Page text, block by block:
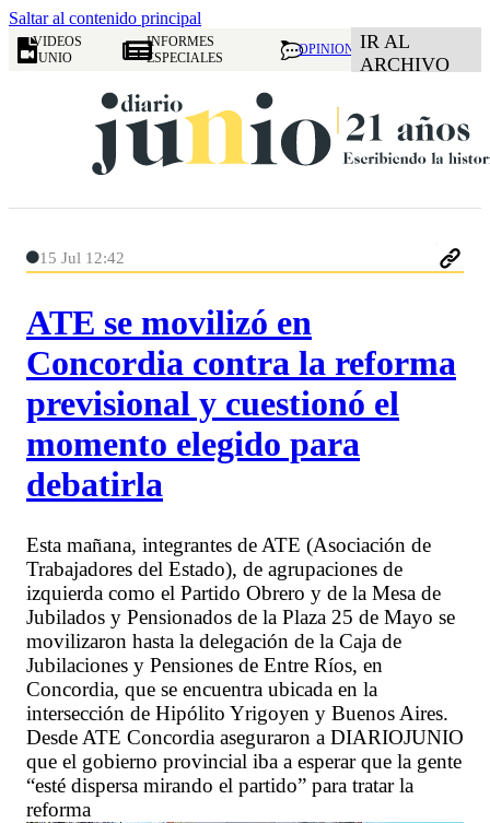
Saltar al contenido principal
VIDEOS
JUNIO
INFORMES
ESPECIALES
OPINION IR AL
ARCHIVO
15 Jul 12:42
ATE se movilizó en
Concordia contra la reforma
previsional y cuestionó el
momento elegido para
debatirla
Esta mañana, integrantes de ATE (Asociación de
Trabajadores del Estado), de agrupaciones de
izquierda como el Partido Obrero y de la Mesa de
Jubilados y Pensionados de la Plaza 25 de Mayo se
movilizaron hasta la delegación de la Caja de
Jubilaciones y Pensiones de Entre Ríos, en
Concordia, que se encuentra ubicada en la
intersección de Hipólito Yrigoyen y Buenos Aires.
Desde ATE Concordia aseguraron a DIARIOJUNIO
que el gobierno provincial iba a esperar que la gente
“esté dispersa mirando el partido” para tratar la
reforma